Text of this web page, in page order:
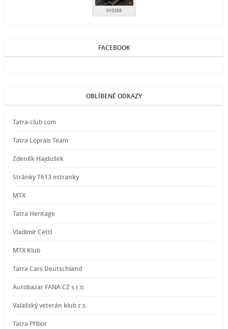
010358
FACEBOOK
OBLÍBENÉ ODKAZY
Tatra-club.com
Tatra Loprais Team
Zdeněk Hajdušek
Stránky T613 estranky
MTX
Tatra Heritage
Vladimír Cettl
MTX Klub
Tatra Cars Deutschland
Autobazar FANA CZ s.r.o.
Valašský veterán klub z.s.
Tatra Příbor